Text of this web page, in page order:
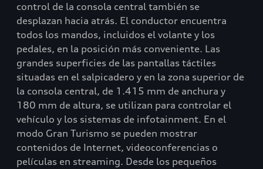
control de la consola central también se
desplazan hacia atrás. El conductor encuentra
todos los mandos, incluidos el volante y los
pedales, en la posición más conveniente. Las
grandes superficies de las pantallas táctiles
situadas en el salpicadero y en la zona superior de
la consola central, de 1.415 mm de anchura y
180 mm de altura, se utilizan para controlar el
vehículo y los sistemas de infotainment. En el
modo Gran Turismo se pueden mostrar
contenidos de Internet, videoconferencias o
películas en streaming. Desde los pequeños